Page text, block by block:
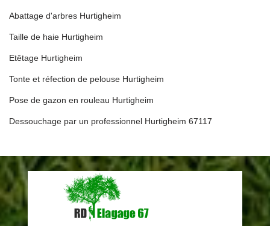
Abattage d'arbres Hurtigheim
Taille de haie Hurtigheim
Etêtage Hurtigheim
Tonte et réfection de pelouse Hurtigheim
Pose de gazon en rouleau Hurtigheim
Dessouchage par un professionnel Hurtigheim 67117